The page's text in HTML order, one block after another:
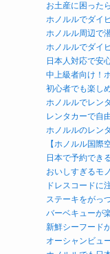
お土産に困った
ホノルルでダイ
ホノルル周辺で
ホノルルでダイ
日本人対応で安
中上級者向け！
初心者でも楽し
ホノルルでレン
レンタカーで自
ホノルルのレン
【ホノルル国際
日本で予約でき
おいしすぎるモ
ドレスコードに
ステーキをがっ
バーベキューが
新鮮シーフード
オーシャンビュ